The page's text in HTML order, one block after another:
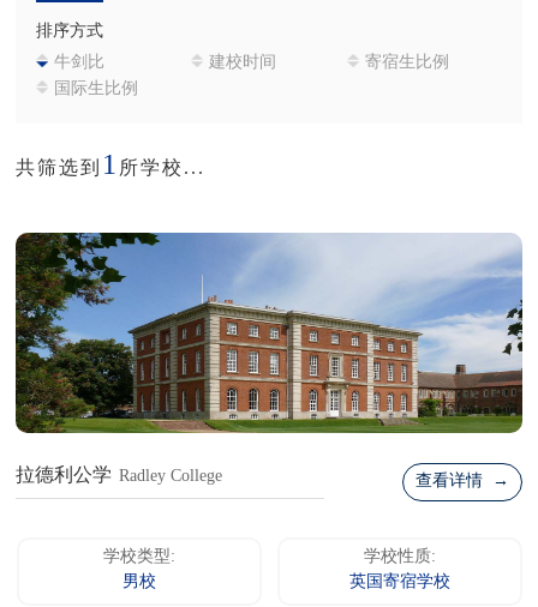
排序方式
牛剑比
建校时间
寄宿生比例
国际生比例
共筛选到 1 所学校...
拉德利公学 Radley College 查看详情 →
学校类型:
男校
学校性质:
英国寄宿学校